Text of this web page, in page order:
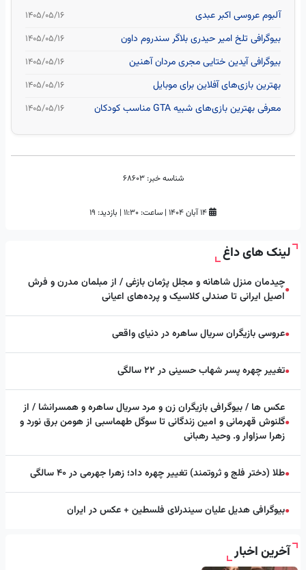
آلبوم عروسی اکبر عبدی ۱۴۰۵/۰۵/۱۶
بیوگرافی تلخ امیر حیدری بلاگر سندروم داون ۱۴۰۵/۰۵/۱۶
بیوگرافی آیدین ختایی مجری مردان آهنین ۱۴۰۵/۰۵/۱۶
بهترین بازی‌های آفلاین برای موبایل ۱۴۰۵/۰۵/۱۶
معرفی بهترین بازی‌های شبیه GTA مناسب کودکان ۱۴۰۵/۰۵/۱۶
شناسه خبر: 68603
| ساعت: ۱۱:۳۰ | بازدید: 19
لینک های داغ
●چیدمان منزل شاهانه و مجلل پژمان بازغی / از مبلمان مدرن و فرش
اصیل ایرانی تا صندلی کلاسیک و پرده‌های اعیانی
●عروسی بازیگران سریال ساهره در دنیای واقعی
●تغییر چهره پسر شهاب حسینی در ۲۲ سالگی
●
عکس ها / بیوگرافی بازیگران زن و مرد سریال ساهره و همسرانشا / از
گلنوش قهرمانی و امین زندگانی تا سوگل طهماسبی از هومن برق نورد و
زهرا سزاوار و. وحید رهبانی
●طلا (دختر فلج و ثروتمند) تغییر چهره داد؛ زهرا جهرمی در ۴۰ سالگی
●بیوگرافی هدیل علیان سیندرلای فلسطین + عکس در ایران
آخرین اخبار